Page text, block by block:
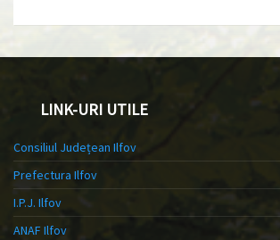
LINK-URI UTILE
Consiliul Județean Ilfov
Prefectura Ilfov
I.P.J. Ilfov
ANAF Ilfov